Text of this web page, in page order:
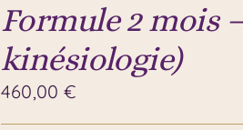
Formule 2 mois
kinésiologie)
460,00 €